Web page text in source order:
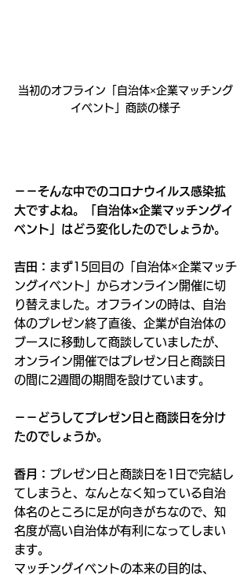
当初のオフライン「自治体×企業マッチング
イベント」商談の様子
－－そんな中でのコロナウイルス感染拡
大ですよね。「自治体×企業マッチングイ
ベント」はどう変化したのでしょうか。
吉田： まず15回目の「自治体×企業マッチ
ングイベント」からオンライン開催に切
り替えました。オフラインの時は、自治
体のプレゼン終了直後、企業が自治体の
ブースに移動して商談していましたが、
オンライン開催ではプレゼン日と商談日
の間に2週間の期間を設けています。
－－どうしてプレゼン日と商談日を分け
たのでしょうか。
香月： プレゼン日と商談日を1日で完結し
てしまうと、なんとなく知っている自治
体名のところに足が向きがちなので、知
名度が高い自治体が有利になってしまい
ます。
マッチングイベントの本来の目的は、